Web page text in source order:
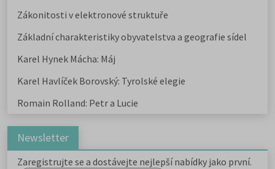
Zákonitosti v elektronové struktuře
Základní charakteristiky obyvatelstva a geografie sídel
Karel Hynek Mácha: Máj
Karel Havlíček Borovský: Tyrolské elegie
Romain Rolland: Petr a Lucie
Newsletter
Zaregistrujte se a dostávejte nejlepší nabídky jako první.